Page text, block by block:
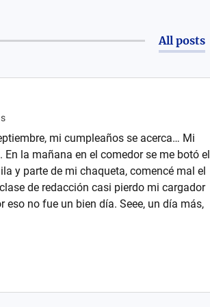
All posts
mi cumpleaños se acerca… Mi
En la mañana en el comedor se me botó el
y parte de mi chaqueta, comencé mal el
de redacción casi pierdo mi cargador
eso no fue un bien día. Seee, un día más,